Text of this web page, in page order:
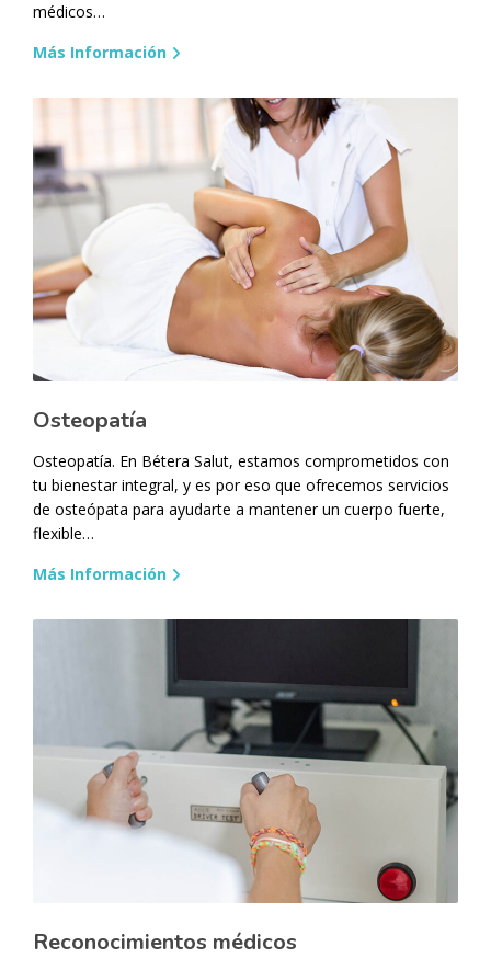
médicos…
Más Información
Osteopatía
Osteopatía. En Bétera Salut, estamos comprometidos con
tu bienestar integral, y es por eso que ofrecemos servicios
de osteópata para ayudarte a mantener un cuerpo fuerte,
flexible…
Más Información
Reconocimientos médicos